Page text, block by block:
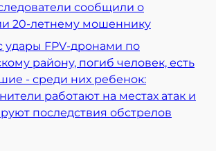
сообщили о
20-летнему мошеннику
удары FPV-дронами по
району, погиб человек, есть
- среди них ребенок:
работают на местах атак и
последствия обстрелов